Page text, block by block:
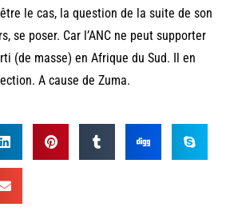
le cas, la question de la suite de son
se poser. Car l’ANC ne peut supporter
(de masse) en Afrique du Sud. Il en
A cause de Zuma.